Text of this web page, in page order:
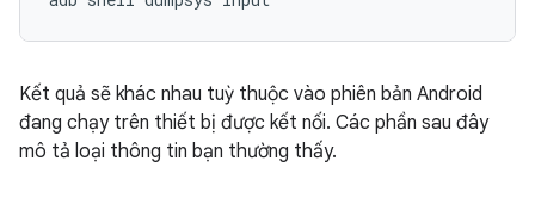
Kết quả sẽ khác nhau tuỳ thuộc vào phiên bản Android
đang chạy trên thiết bị được kết nối. Các phần sau đây
mô tả loại thông tin bạn thường thấy.